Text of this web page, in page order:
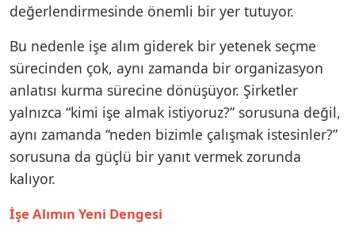
değerlendirmesinde önemli bir yer tutuyor.
Bu nedenle işe alım giderek bir yetenek seçme
sürecinden çok, aynı zamanda bir organizasyon
anlatısı kurma sürecine dönüşüyor. Şirketler
yalnızca “kimi işe almak istiyoruz?” sorusuna değil,
aynı zamanda “neden bizimle çalışmak istesinler?”
sorusuna da güçlü bir yanıt vermek zorunda
kalıyor.
İşe Alımın Yeni Dengesi